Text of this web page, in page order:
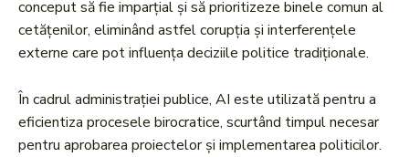
conceput să fie imparțial și să prioritizeze binele comun al
cetățenilor, eliminând astfel corupția și interferențele
externe care pot influența deciziile politice tradiționale.
În cadrul administrației publice, AI este utilizată pentru a
eficientiza procesele birocratice, scurtând timpul necesar
pentru aprobarea proiectelor și implementarea politicilor.